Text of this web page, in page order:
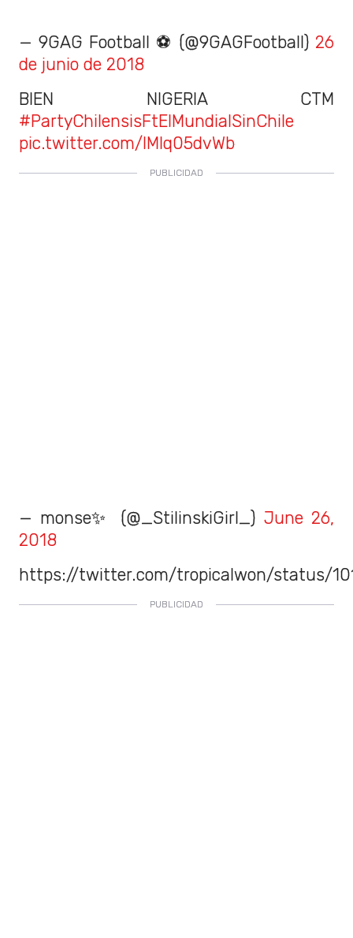
— 9GAG Football ⚽ (@9GAGFootball) 26
de junio de 2018
BIEN NIGERIA CTM
#PartyChilensisFtElMundialSinChile
pic.twitter.com/lMIq05dvWb
— monse✨️ (@_StilinskiGirl_) June 26,
2018
https://twitter.com/tropicalwon/status/